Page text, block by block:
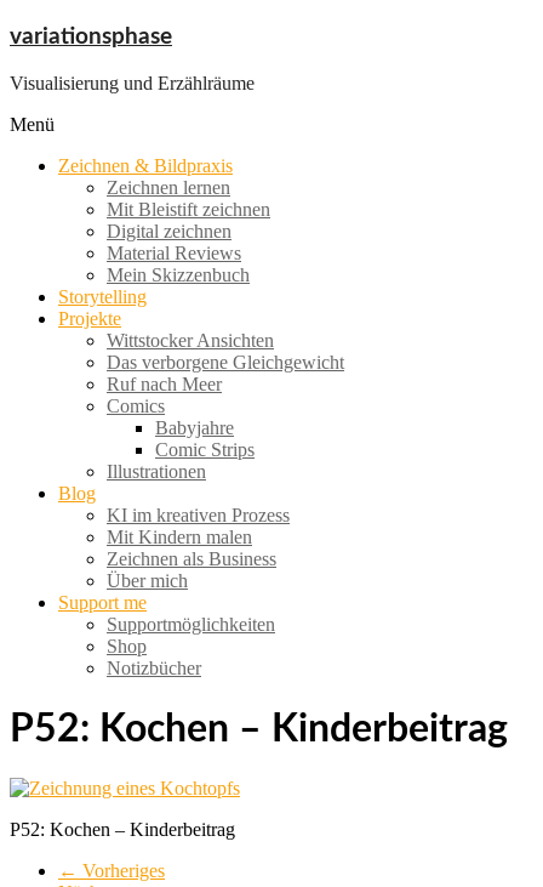
Zum
springen
variationsphase
Visualisierung und Erzählräume
Menü
Zeichnen & Bildpraxis
Zeichnen lernen
Mit Bleistift zeichnen
Digital zeichnen
Material Reviews
Mein Skizzenbuch
Storytelling
Projekte
Wittstocker Ansichten
Das verborgene Gleichgewicht
Ruf nach Meer
Comics
Babyjahre
Comic Strips
Illustrationen
Blog
KI im kreativen Prozess
Mit Kindern malen
Zeichnen als Business
Über mich
Support me
Supportmöglichkeiten
Shop
Notizbücher
P52: Kochen – Kinderbeitrag
P52: Kochen – Kinderbeitrag
← Vorheriges